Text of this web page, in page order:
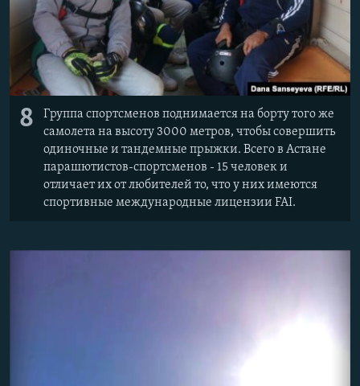
8
Группа спортсменов поднимается на борту того же
самолета на высоту 3000 метров, чтобы совершить
одиночные и тандемные прыжки. Всего в Астане
парашютистов-спортсменов - 15 человек и
отличает их от любителей то, что у них имеются
спортивные международные лицензии FAI.